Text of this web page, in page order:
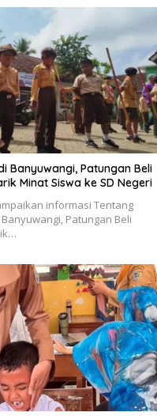
Banyuwangi, Patungan Beli
Minat Siswa ke SD Negeri
informasi Tentang
Patungan Beli